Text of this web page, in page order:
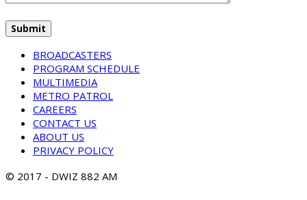
BROADCASTERS
PROGRAM SCHEDULE
MULTIMEDIA
METRO PATROL
CAREERS
CONTACT US
ABOUT US
PRIVACY POLICY
© 2017 - DWIZ 882 AM